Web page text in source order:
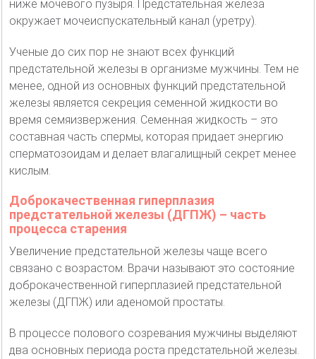
ниже мочевого пузыря. Предстательная железа
окружает мочеиспускательный канал (уретру).
Ученые до сих пор не знают всех функций
предстательной железы в организме мужчины. Тем не
менее, одной из основных функций предстательной
железы является секреция семенной жидкости во
время семяизвержения. Семенная жидкость – это
составная часть спермы, которая придает энергию
сперматозоидам и делает влагалищный секрет менее
кислым.
Доброкачественная гиперплазия
предстательной железы (ДГПЖ) – часть
процесса старения
Увеличение предстательной железы чаще всего
связано с возрастом. Врачи называют это состояние
доброкачественной гиперплазией предстательной
железы (ДГПЖ) или аденомой простаты.
В процессе полового созревания мужчины выделяют
два основных периода роста предстательной железы.